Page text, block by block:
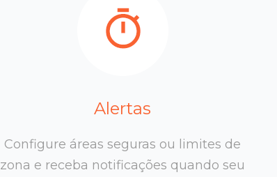
Alertas
Configure áreas seguras ou limites de
zona e receba notificações quando seu